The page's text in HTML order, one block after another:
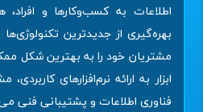
اطلاعات به کسب‌وکارها و
بهره‌گیری از جدیدترین
مشتریان خود را به بهترین شکل
ابزار به ارائه نرم‌افزارهای
فناوری اطلاعات و پشتیبانی فنی